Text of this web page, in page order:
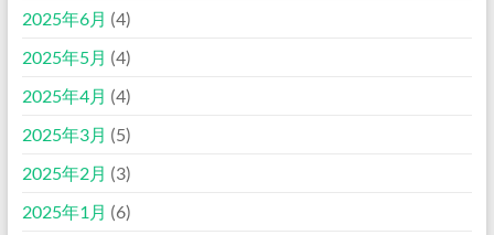
2025年6月 (4)
2025年5月 (4)
2025年4月 (4)
2025年3月 (5)
2025年2月 (3)
2025年1月 (6)